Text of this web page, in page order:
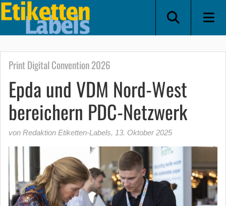
Print Digital Convention 2026
Epda und VDM Nord-West
bereichern PDC-Netzwerk
von Redaktion Etiketten-Labels, 13. Oktober 2025